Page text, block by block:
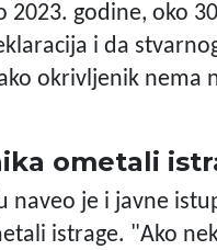
2023. godine, oko
i da
okrivljenik nema
ometali
naveo je i javne
istrage. "Ako